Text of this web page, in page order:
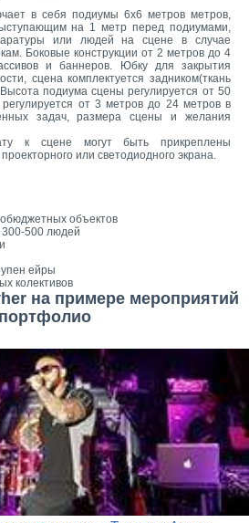
в себя подиумы 6x6 метров метров,
на 1 метр перед подиумами,
или людей на сцене в случае
Боковые конструкции от 2 метров до 4
и баннеров. Юбку для закрытия
сцена комплектуется задником(ткань
подиума сцены регулируется от 50
от 3 метров до 24 метров в
задач, размера сцены и желания
к сцене могут быть прикреплены
или светодиодного экрана.
объектов
300-500 людей
ейры
колективов
на примере мероприятий
портфолио